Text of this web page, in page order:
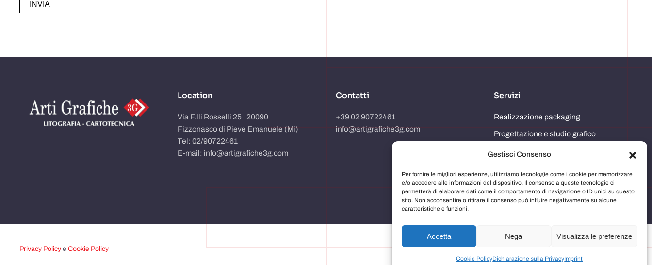
Gestisci Consenso
Per fornire le migliori esperienze, utilizziamo tecnologie come i cookie per memorizzare
e/o accedere alle informazioni del dispositivo. Il consenso a queste tecnologie ci
permetterà di elaborare dati come il comportamento di navigazione o ID unici su questo
sito. Non acconsentire o ritirare il consenso può influire negativamente su alcune
caratteristiche e funzioni.
Accetta Nega Visualizza le preferenze
Cookie PolicyDichiarazione sulla PrivacyImprint
Location
Via F.lli Rosselli 25 , 20090
Fizzonasco di Pieve Emanuele (Mi)
Tel: 02/90722461
E-mail: info@artigrafiche3g.com
Contatti
+39 02 90722461
info@artigrafiche3g.com
Servizi
Realizzazione packaging
Progettazione e studio grafico
Comunicazione in store
Immagine aziendale
Privacy Policy e Cookie Policy 2026 © Copyright - Artigrafiche3g. Sito realizzato da